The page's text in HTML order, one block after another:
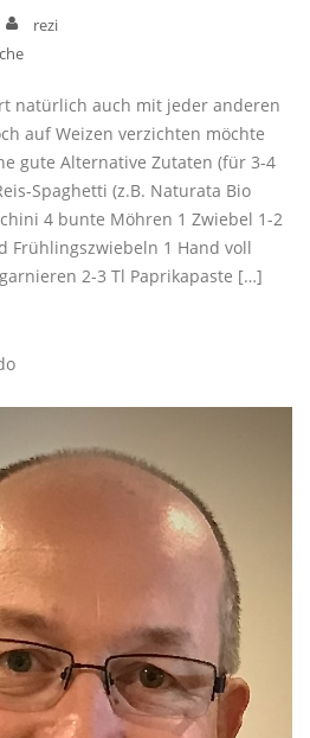
rezi
natürlich auch mit jeder anderen
auf Weizen verzichten möchte
gute Alternative Zutaten (für 3-4
Spaghetti (z.B. Naturata Bio
4 bunte Möhren 1 Zwiebel 1-2
Frühlingszwiebeln 1 Hand voll
2-3 Tl Paprikapaste […]